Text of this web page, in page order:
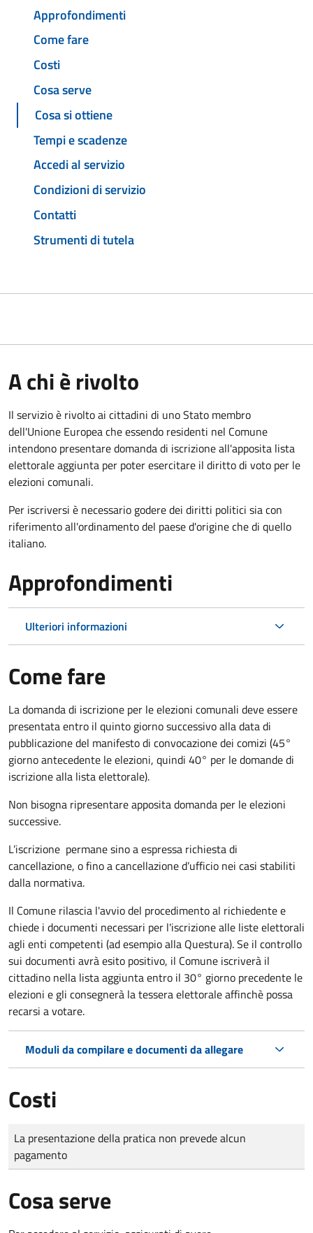
Approfondimenti
Come fare
Costi
Cosa serve
Cosa si ottiene
Tempi e scadenze
Accedi al servizio
Condizioni di servizio
Contatti
Strumenti di tutela
A chi è rivolto
Il servizio è rivolto ai cittadini di uno Stato membro
dell'Unione Europea che essendo residenti nel Comune
intendono presentare domanda di iscrizione all'apposita lista
elettorale aggiunta per poter esercitare il diritto di voto per le
elezioni comunali.
Per iscriversi è necessario godere dei diritti politici sia con
riferimento all'ordinamento del paese d'origine che di quello
italiano.
Approfondimenti
Ulteriori informazioni
Come fare
La domanda di iscrizione per le elezioni comunali deve essere
presentata entro il quinto giorno successivo alla data di
pubblicazione del manifesto di convocazione dei comizi (45°
giorno antecedente le elezioni, quindi 40° per le domande di
iscrizione alla lista elettorale).
Non bisogna ripresentare apposita domanda per le elezioni
successive.
L’iscrizione permane sino a espressa richiesta di
cancellazione, o fino a cancellazione d’ufficio nei casi stabiliti
dalla normativa.
Il Comune rilascia l'avvio del procedimento al richiedente e
chiede i documenti necessari per l'iscrizione alle liste elettorali
agli enti competenti (ad esempio alla Questura). Se il controllo
sui documenti avrà esito positivo, il Comune iscriverà il
cittadino nella lista aggiunta entro il 30° giorno precedente le
elezioni e gli consegnerà la tessera elettorale affinchè possa
recarsi a votare.
Moduli da compilare e documenti da allegare
Costi
Tipo di pagamento
Importo
La presentazione della pratica non prevede alcun
pagamento
Cosa serve